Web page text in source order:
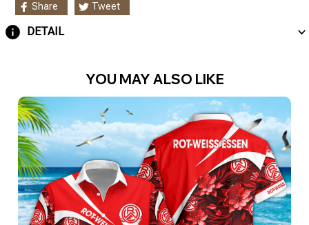
Share Tweet
DETAIL
YOU MAY ALSO LIKE